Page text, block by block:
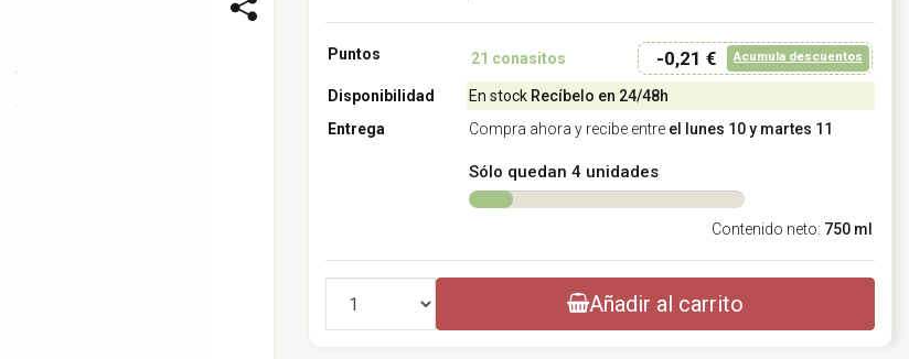
Puntos 21 conasitos -0,21 € Acumula descuentos
Disponibilidad En stock Recíbelo en 24/48h
Entrega
Compra ahora y recibe entre el lunes 10 y martes 11
Sólo quedan 4 unidades
Contenido neto: 750 ml
Cantidad Añadir al carrito